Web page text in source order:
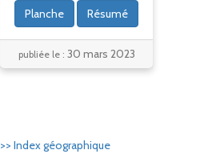
Planche Résumé
publiée le : 30 mars 2023
>> Index géographique